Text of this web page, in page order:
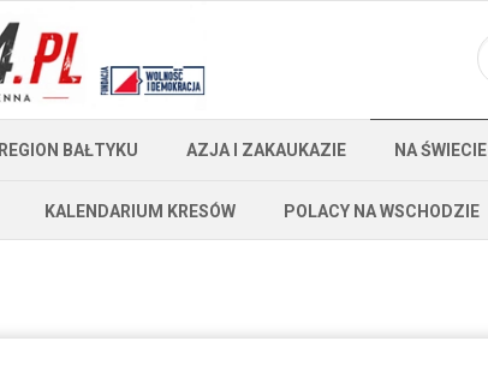
REGION BAŁTYKU AZJA I ZAKAUKAZIE NA ŚWIECIE
KALENDARIUM KRESÓW POLACY NA WSCHODZIE